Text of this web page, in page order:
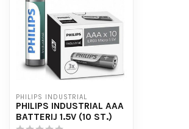
PHILIPS INDUSTRIAL
PHILIPS INDUSTRIAL AAA
BATTERIJ 1.5V (10 ST.)